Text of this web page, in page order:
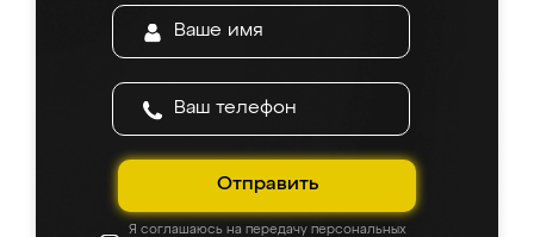
Отправить
Я соглашаюсь на передачу персональных